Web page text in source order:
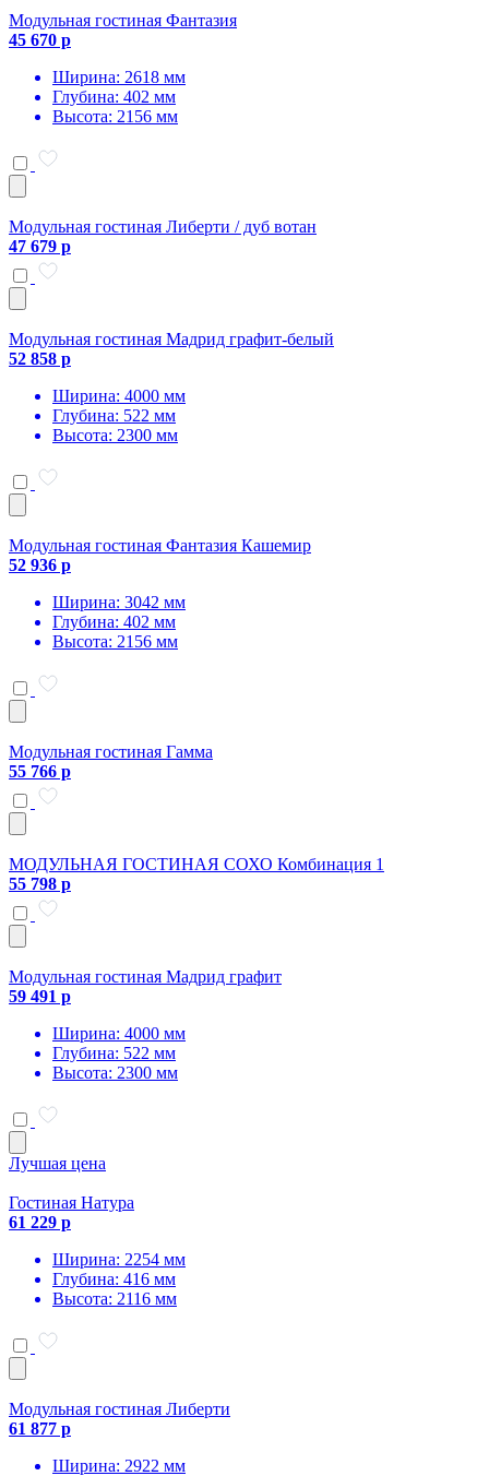
Модульная гостиная Фантазия
45 670 р
Ширина: 2618 мм
Глубина: 402 мм
Высота: 2156 мм
Модульная гостиная Либерти / дуб вотан
47 679 р
Модульная гостиная Мадрид графит-белый
52 858 р
Ширина: 4000 мм
Глубина: 522 мм
Высота: 2300 мм
Модульная гостиная Фантазия Кашемир
52 936 р
Ширина: 3042 мм
Глубина: 402 мм
Высота: 2156 мм
Модульная гостиная Гамма
55 766 р
МОДУЛЬНАЯ ГОСТИНАЯ СОХО Комбинация 1
55 798 р
Модульная гостиная Мадрид графит
59 491 р
Ширина: 4000 мм
Глубина: 522 мм
Высота: 2300 мм
Лучшая цена
Гостиная Натура
61 229 р
Ширина: 2254 мм
Глубина: 416 мм
Высота: 2116 мм
Модульная гостиная Либерти
61 877 р
Ширина: 2922 мм